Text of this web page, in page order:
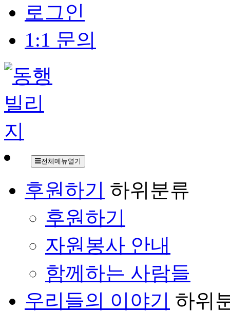
로그인
1:1 문의
전체메뉴열기
후원하기 하위분류
후원하기
자원봉사 안내
함께하는 사람들
우리들의 이야기 하위